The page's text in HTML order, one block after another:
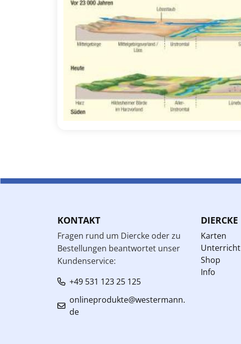
KONTAKT
Fragen rund um Diercke oder zu
Bestellungen beantwortet unser
Kundenservice:
+49 531 123 25 125
onlineprodukte@westermann.
de
DIERCKE
Karten
Unterricht
Shop
Info